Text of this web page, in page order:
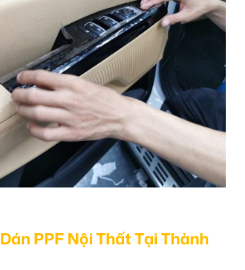
PPF Nội Thất Tại Thành